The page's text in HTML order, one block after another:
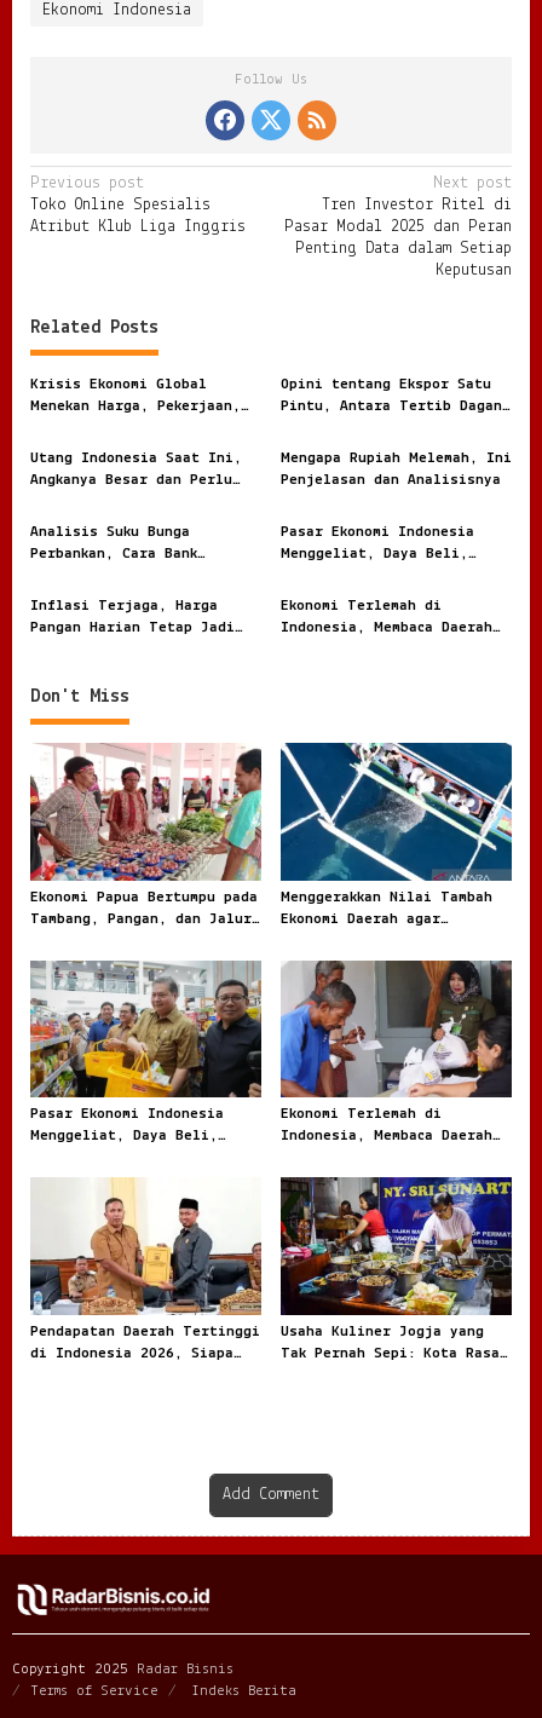
Ekonomi Indonesia
Follow Us
P
o
n
a
v
g
a
t
i
o
n
Previous post
Toko Online Spesialis
Atribut Klub Liga Inggris
Next post
Tren Investor Ritel di
Pasar Modal 2025 dan Peran
Penting Data dalam Setiap
Keputusan
Related Posts
Krisis Ekonomi Global
Menekan Harga, Pekerjaan,
Opini tentang Ekspor Satu
Pintu, Antara Tertib Dagang
Utang Indonesia Saat Ini,
Angkanya Besar dan Perlu
Mengapa Rupiah Melemah, Ini
Penjelasan dan Analisisnya
Analisis Suku Bunga
Perbankan, Cara Bank
Nasabah
Pasar Ekonomi Indonesia
Menggeliat, Daya Beli,
Jadi Sorotan
Inflasi Terjaga, Harga
Pangan Harian Tetap Jadi
Ekonomi Terlemah di
Indonesia, Membaca Daerah
Don't Miss
Ekonomi Papua Bertumpu pada
Tambang, Pangan, dan Jalur
Menggerakkan Nilai Tambah
Ekonomi Daerah agar
Mentah
Pasar Ekonomi Indonesia
Menggeliat, Daya Beli,
Jadi Sorotan
Ekonomi Terlemah di
Indonesia, Membaca Daerah
Realita
Pendapatan Daerah Tertinggi
di Indonesia 2026, Siapa
Usaha Kuliner Jogja yang
Tak Pernah Sepi: Kota Rasa
Add Comment
Copyright 2025
Radar Bisnis
Terms of Service
Indeks Berita